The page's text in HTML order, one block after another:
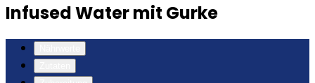
Infused Water mit Gurke